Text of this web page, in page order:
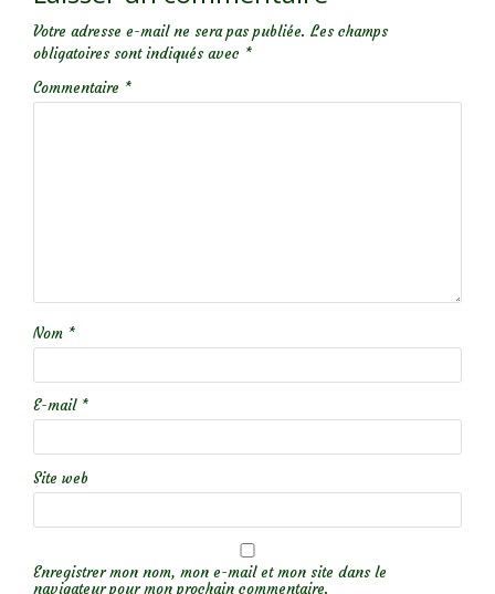
Votre adresse e-mail ne sera pas publiée. Les champs
obligatoires sont indiqués avec *
Commentaire *
Nom *
E-mail *
Site web
Enregistrer mon nom, mon e-mail et mon site dans le
navigateur pour mon prochain commentaire.